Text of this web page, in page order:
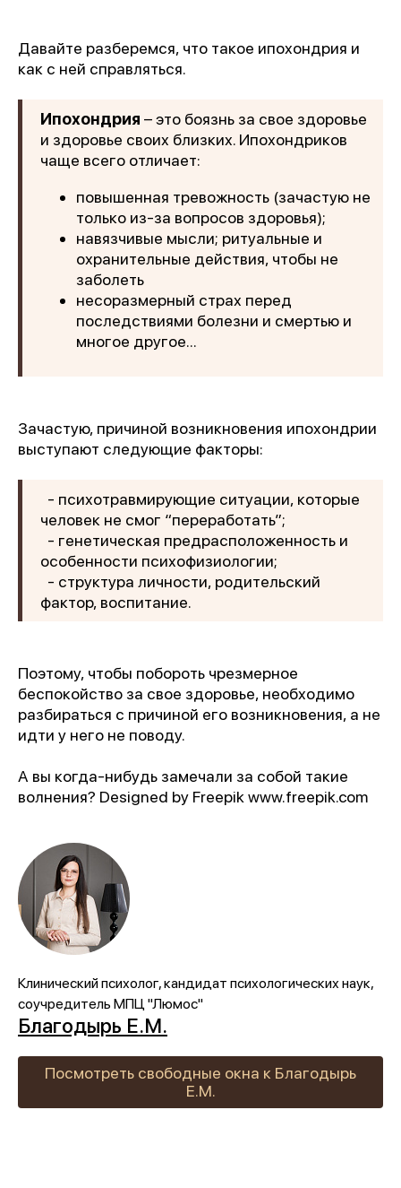
Давайте разберемся, что такое ипохондрия и
как с ней справляться.
Ипохондрия – это боязнь за свое здоровье
и здоровье своих близких. Ипохондриков
чаще всего отличает:
повышенная тревожность (зачастую не
только из-за вопросов здоровья);
навязчивые мысли; ритуальные и
охранительные действия, чтобы не
заболеть
несоразмерный страх перед
последствиями болезни и смертью и
многое другое...
Зачастую, причиной возникновения ипохондрии
выступают следующие факторы:
- психотравмирующие ситуации, которые
человек не смог “переработать”;
- генетическая предрасположенность и
особенности психофизиологии;
- структура личности, родительский
фактор, воспитание.
Поэтому, чтобы побороть чрезмерное
беспокойство за свое здоровье, необходимо
разбираться с причиной его возникновения, а не
идти у него не поводу.
А вы когда-нибудь замечали за собой такие
волнения? Designed by Freepik www.freepik.com
Клинический психолог, кандидат психологических наук,
соучредитель МПЦ "Люмос"
Благодырь Е.М.
Посмотреть свободные окна к Благодырь
Е.М.